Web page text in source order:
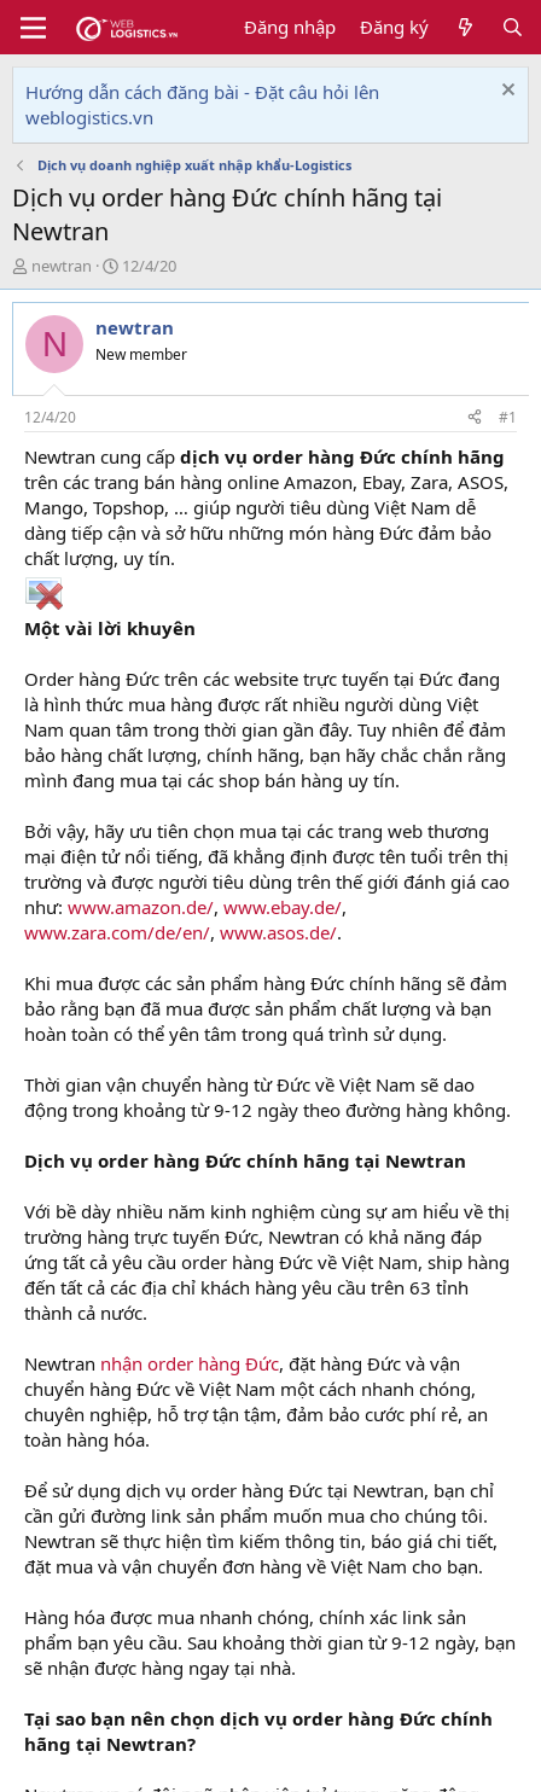
Đăng nhập Đăng ký
Hướng dẫn cách đăng bài - Đặt câu hỏi lên
weblogistics.vn
Dịch vụ doanh nghiệp xuất nhập khẩu-Logistics
Dịch vụ order hàng Đức chính hãng tại
Newtran
T
h
r
e
d
s
t
a
r
t
e
r
newtran
N
g
à
y
g
i
12/4/20
N newtran
New member
12/4/20 #1
Newtran cung cấp dịch vụ order hàng Đức chính hãng
trên các trang bán hàng online Amazon, Ebay, Zara, ASOS,
Mango, Topshop, … giúp người tiêu dùng Việt Nam dễ
dàng tiếp cận và sở hữu những món hàng Đức đảm bảo
chất lượng, uy tín.
Một vài lời khuyên
Order hàng Đức trên các website trực tuyến tại Đức đang
là hình thức mua hàng được rất nhiều người dùng Việt
Nam quan tâm trong thời gian gần đây. Tuy nhiên để đảm
bảo hàng chất lượng, chính hãng, bạn hãy chắc chắn rằng
mình đang mua tại các shop bán hàng uy tín.
Bởi vậy, hãy ưu tiên chọn mua tại các trang web thương
mại điện tử nổi tiếng, đã khẳng định được tên tuổi trên thị
trường và được người tiêu dùng trên thế giới đánh giá cao
như: www.amazon.de/, www.ebay.de/,
www.zara.com/de/en/, www.asos.de/.
Khi mua được các sản phẩm hàng Đức chính hãng sẽ đảm
bảo rằng bạn đã mua được sản phẩm chất lượng và bạn
hoàn toàn có thể yên tâm trong quá trình sử dụng.
Thời gian vận chuyển hàng từ Đức về Việt Nam sẽ dao
động trong khoảng từ 9-12 ngày theo đường hàng không.
Dịch vụ order hàng Đức chính hãng tại Newtran
Với bề dày nhiều năm kinh nghiệm cùng sự am hiểu về thị
trường hàng trực tuyến Đức, Newtran có khả năng đáp
ứng tất cả yêu cầu order hàng Đức về Việt Nam, ship hàng
đến tất cả các địa chỉ khách hàng yêu cầu trên 63 tỉnh
thành cả nước.
Newtran nhận order hàng Đức, đặt hàng Đức và vận
chuyển hàng Đức về Việt Nam một cách nhanh chóng,
chuyên nghiệp, hỗ trợ tận tậm, đảm bảo cước phí rẻ, an
toàn hàng hóa.
Để sử dụng dịch vụ order hàng Đức tại Newtran, bạn chỉ
cần gửi đường link sản phẩm muốn mua cho chúng tôi.
Newtran sẽ thực hiện tìm kiếm thông tin, báo giá chi tiết,
đặt mua và vận chuyển đơn hàng về Việt Nam cho bạn.
Hàng hóa được mua nhanh chóng, chính xác link sản
phẩm bạn yêu cầu. Sau khoảng thời gian từ 9-12 ngày, bạn
sẽ nhận được hàng ngay tại nhà.
Tại sao bạn nên chọn dịch vụ order hàng Đức chính
hãng tại Newtran?